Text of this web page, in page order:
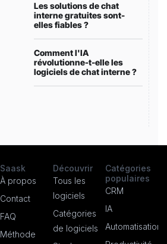
Les solutions de chat
interne gratuites sont-
elles fiables ?
Comment l'IA
révolutionne-t-elle les
logiciels de chat interne ?
Saask
À propos
Contact
FAQ
Méthode
Découvrir
Tous les
logiciels
Catégories
de logiciels
Catégories
populaires
CRM
IA
Automatisation